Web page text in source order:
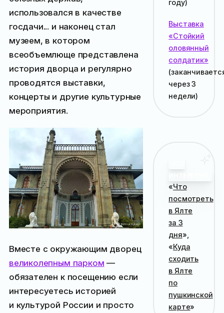
использовался в качестве
госдачи... и наконец стал
музеем, в котором
всеобъемлюще представлена
история дворца и регулярно
проводятся выставки,
концерты и другие культурные
мероприятия.
Вместе с окружающим дворец
великолепным парком —
обязателен к посещению если
интересуетесь историей
и культурой России и просто
году)
Выставка
«Стойкий
оловянный
солдатик»
через 3
недели)
«Что
посмотреть
в Ялте
за 3
дня»,
«Куда
сходить
в Ялте
по
пушкинской
карте»